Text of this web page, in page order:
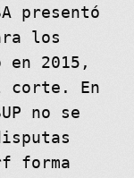
presentó
los
en 2015,
corte. En
no se
forma